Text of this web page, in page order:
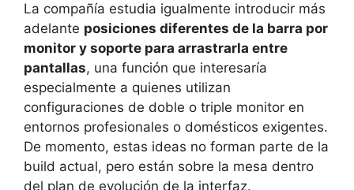
La compañía estudia igualmente introducir más
adelante posiciones diferentes de la barra por
monitor y soporte para arrastrarla entre
pantallas, una función que interesaría
especialmente a quienes utilizan
configuraciones de doble o triple monitor en
entornos profesionales o domésticos exigentes.
De momento, estas ideas no forman parte de la
build actual, pero están sobre la mesa dentro
del plan de evolución de la interfaz.